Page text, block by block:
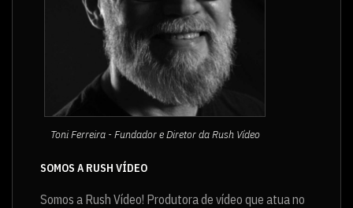
Toni Ferreira - Fundador e Diretor da Rush Vídeo
SOMOS A RUSH VÍDEO
Somos a Rush Vídeo! Produtora de vídeo que atua no